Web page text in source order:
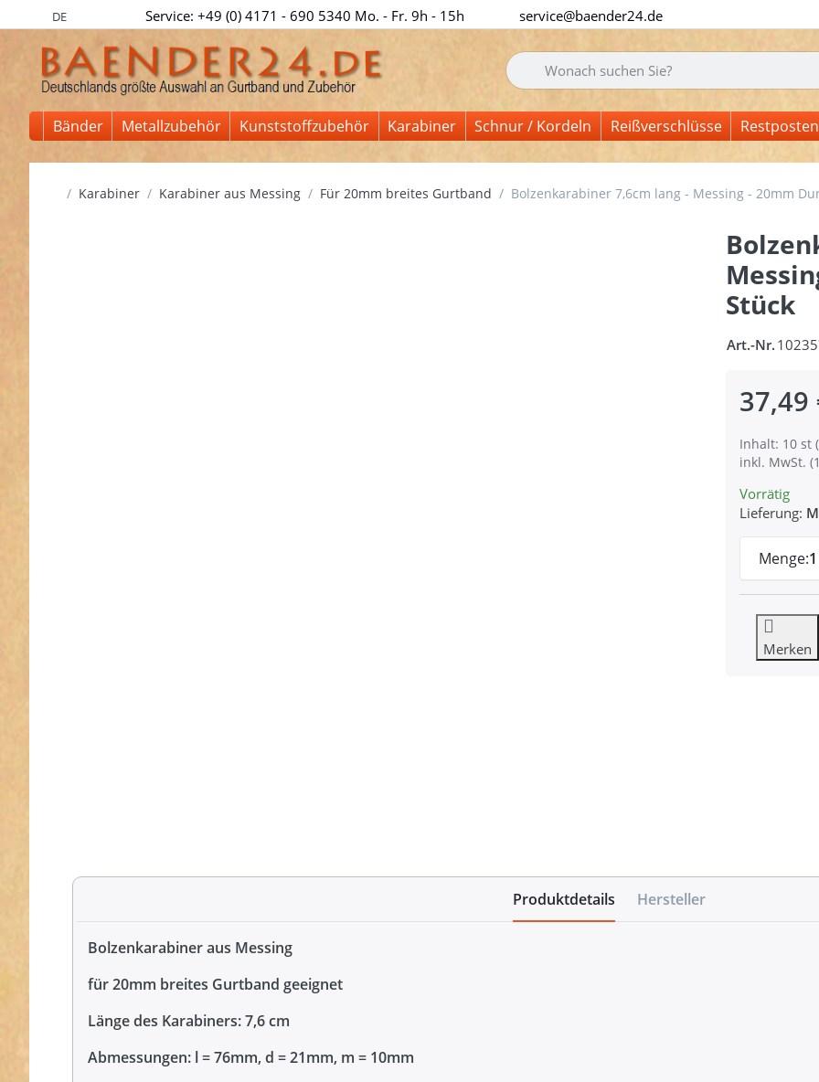
DE Service: +49 (0) 4171 - 690 5340 Mo. - Fr. 9h - 15h service@baender24.de
Geben Sie einen Suchbegriff ein. Während Sie
Bänder Metallzubehör Kunststoffzubehör Karabiner Schnur / Kordeln Reißverschlüsse Restposten
Startseite
Karabiner Karabiner aus Messing Für 20mm breites Gurtband Bolzenkarabiner 7,6cm lang - Messing - 20mm
Stück
Art.-Nr.
37,49
Inhalt: 10 st
inkl. MwSt.
Vorrätig
Lieferung:
Menge:1
Merken
Produktdetails Hersteller
Bolzenkarabiner aus Messing
für 20mm breites Gurtband geeignet
Länge des Karabiners: 7,6 cm
Abmessungen: l = 76mm, d = 21mm, m = 10mm